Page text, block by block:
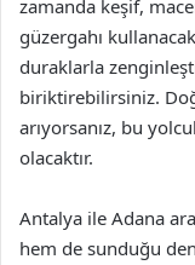
zamanda keşif,
güzergahı
duraklarla
biriktirebilirsiniz.
arıyorsanız, bu
olacaktır.
Antalya ile Adana
hem de sunduğu